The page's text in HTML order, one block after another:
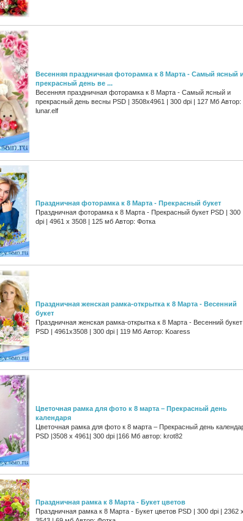
Весенняя праздничная фоторамка к 8 Марта - Самый ясный
прекрасный день ве ...
Весенняя праздничная фоторамка к 8 Марта - Самый ясный и
прекрасный день весны PSD | 3508х4961 | 300 dpi | 127 Мб Автор:
lunar.elf
Праздничная фоторамка к 8 Марта - Прекрасный букет
Праздничная фоторамка к 8 Марта - Прекрасный букет PSD | 300
dpi | 4961 x 3508 | 125 мб Автор: Фотка
Праздничная женская рамка-открытка к 8 Марта - Весенний
букет
Праздничная женская рамка-открытка к 8 Марта - Весенний букет
PSD | 4961x3508 | 300 dpi | 119 Мб Автор: Koaress
Цветочная рамка для фото к 8 марта – Прекрасный день
календаря
Цветочная рамка для фото к 8 марта – Прекрасный день
PSD |3508 x 4961| 300 dpi |166 Мб автор: krot82
Праздничная рамка к 8 Марта - Букет цветов
Праздничная рамка к 8 Марта - Букет цветов PSD | 300 dpi | 2362